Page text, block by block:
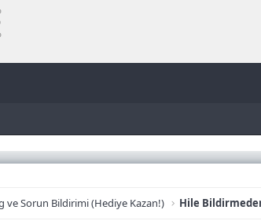
ve Sorun Bildirimi (Hediye Kazan!) Hile